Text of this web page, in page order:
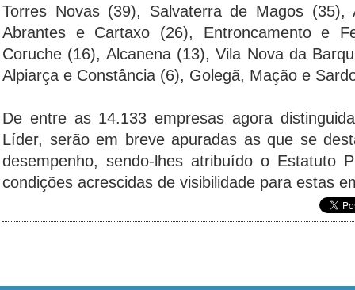
Torres Novas (39), Salvaterra de Magos (35),
Abrantes e Cartaxo (26), Entroncamento e
Coruche (16), Alcanena (13), Vila Nova da
Alpiarça e Constância (6), Golegã, Mação e
De entre as 14.133 empresas agora
Líder, serão em breve apuradas as que se
desempenho, sendo-lhes atribuído o Estatuto
condições acrescidas de visibilidade para estas